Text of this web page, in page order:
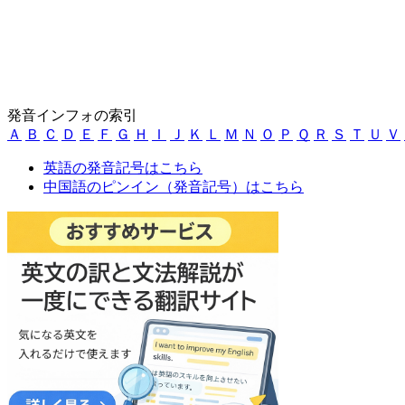
発音インフォの索引
Ａ
Ｂ Ｃ Ｄ Ｅ Ｆ Ｇ Ｈ Ｉ Ｊ Ｋ Ｌ Ｍ Ｎ Ｏ Ｐ Ｑ Ｒ Ｓ Ｔ Ｕ Ｖ
英語の発音記号はこちら
中国語のピンイン（発音記号）はこちら